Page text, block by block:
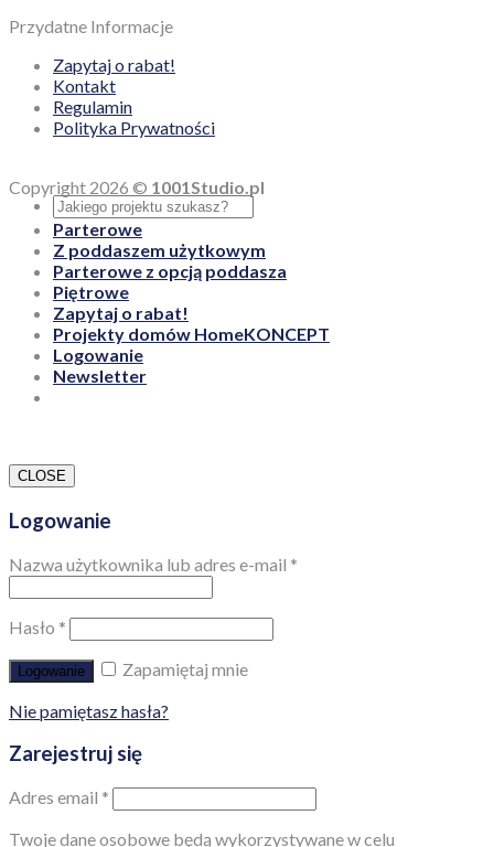
Przydatne Informacje
Zapytaj o rabat!
Kontakt
Regulamin
Polityka Prywatności
Copyright 2026 © 1001Studio.pl
Parterowe
Z poddaszem użytkowym
Parterowe z opcją poddasza
Piętrowe
Zapytaj o rabat!
Projekty domów HomeKONCEPT
Logowanie
Newsletter
CLOSE
Logowanie
Nazwa użytkownika lub adres e-mail *
Hasło *
Logowanie
Zapamiętaj mnie
Nie pamiętasz hasła?
Zarejestruj się
Adres email *
Twoje dane osobowe będą wykorzystywane w celu